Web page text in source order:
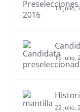
14 julio,
16 julio,
22 julio,